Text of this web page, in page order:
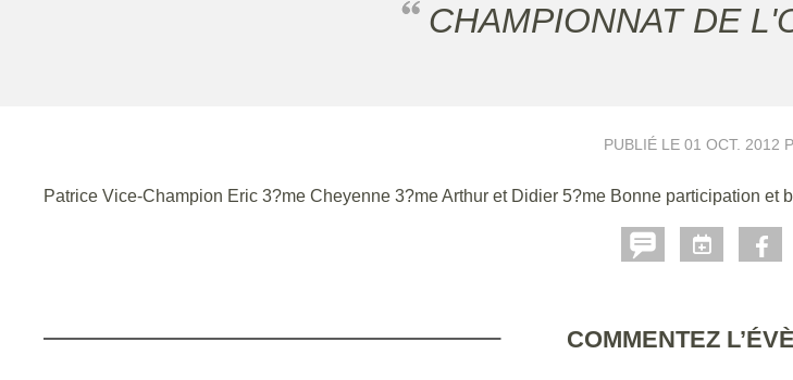
CHAMPIONNAT DE
PUBLIÉ LE 01 OCT. 2012
Patrice Vice-Champion Eric 3?me Cheyenne 3?me Arthur et Didier 5?me Bonne participation et
COMMENTEZ